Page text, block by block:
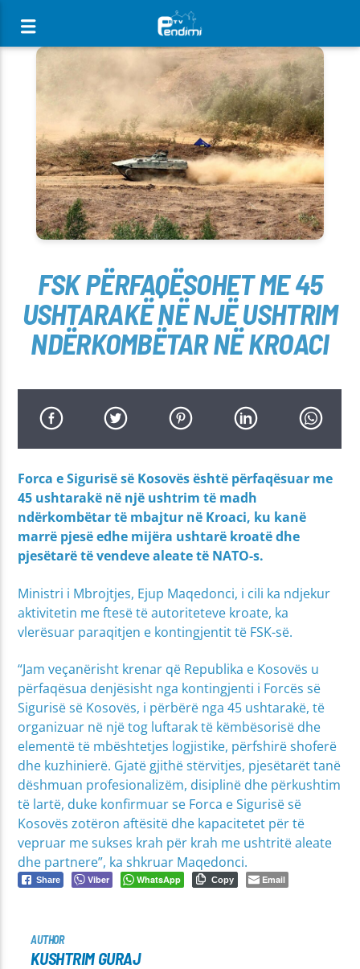
[There are no radio stations in the database]
FSK PËRFAQËSOHET ME 45
USHTARAKË NË NJË USHTRIM
NDËRKOMBËTAR NË KROACI
Forca e Sigurisë së Kosovës është përfaqësuar me
45 ushtarakë në një ushtrim të madh
ndërkombëtar të mbajtur në Kroaci, ku kanë
marrë pjesë edhe mijëra ushtarë kroatë dhe
pjesëtarë të vendeve aleate të NATO-s.
Ministri i Mbrojtjes, Ejup Maqedonci, i cili ka ndjekur
aktivitetin me ftesë të autoriteteve kroate, ka
vlerësuar paraqitjen e kontingjentit të FSK-së.
“Jam veçanërisht krenar që Republika e Kosovës u
përfaqësua denjësisht nga kontingjenti i Forcës së
Sigurisë së Kosovës, i përbërë nga 45 ushtarakë, të
organizuar në një tog luftarak të këmbësorisë dhe
elementë të mbështetjes logjistike, përfshirë shoferë
dhe kuzhinierë. Gjatë gjithë stërvitjes, pjesëtarët tanë
dëshmuan profesionalizëm, disiplinë dhe përkushtim
të lartë, duke konfirmuar se Forca e Sigurisë së
Kosovës zotëron aftësitë dhe kapacitetet për të
vepruar me sukses krah për krah me ushtritë aleate
dhe partnere”, ka shkruar Maqedonci.
Share Viber WhatsApp Copy Email
AUTHOR
KUSHTRIM GURAJ